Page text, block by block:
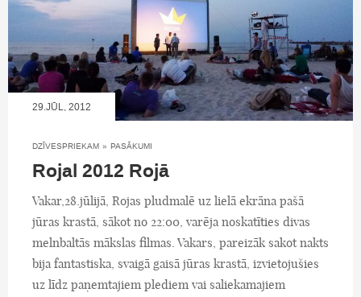
29.JŪL, 2012
DZĪVESPRIEKAM » PASĀKUMI
Rojal 2012 Rojā
Vakar,28.jūlijā, Rojas pludmalē uz lielā ekrāna pašā
jūras krastā, sākot no 22:00, varēja noskatīties divas
melnbaltās mākslas filmas. Vakars, pareizāk sakot nakts
bija fantastiska, svaigā gaisā jūras krastā, izvietojušies
uz līdz paņemtajiem plediem vai saliekamajiem